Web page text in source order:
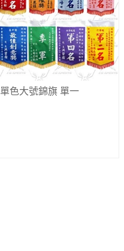
單色大號錦旗 單一